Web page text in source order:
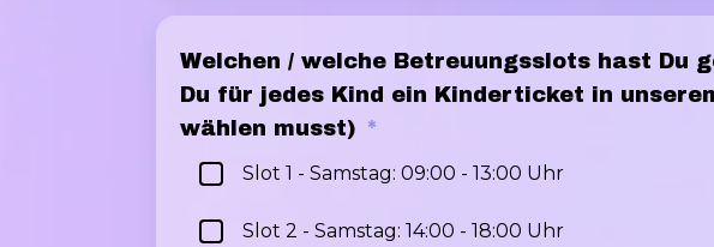
Welchen / welche Betreuungsslots hast Du
Du für jedes Kind ein Kinderticket in
wählen musst) *
Slot 1 - Samstag: 09:00 - 13:00 Uhr
Slot 2 - Samstag: 14:00 - 18:00 Uhr